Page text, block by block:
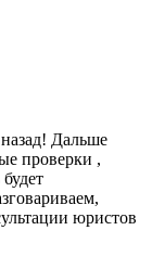
Дальше
проверки ,
юристов